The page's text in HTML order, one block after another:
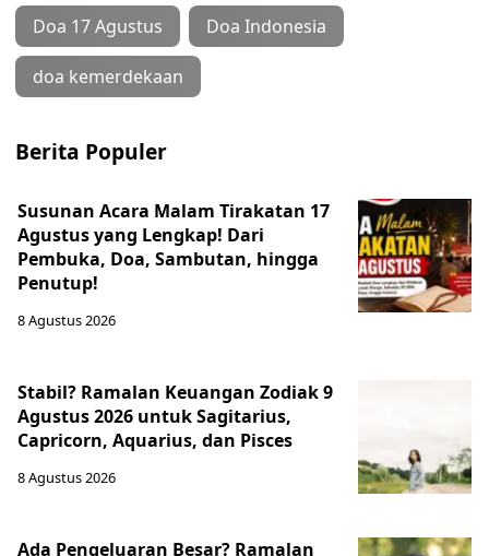
Doa 17 Agustus Doa Indonesia
doa kemerdekaan
Berita Populer
Susunan Acara Malam Tirakatan 17
Agustus yang Lengkap! Dari
Pembuka, Doa, Sambutan, hingga
Penutup!
8 Agustus 2026
Stabil? Ramalan Keuangan Zodiak 9
Agustus 2026 untuk Sagitarius,
Capricorn, Aquarius, dan Pisces
8 Agustus 2026
Ada Pengeluaran Besar? Ramalan